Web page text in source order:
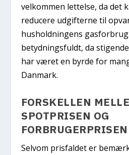
velkommen lettelse, da det
reducere udgifterne til
husholdningens
betydningsfuldt, da
har været en byrde for
Danmark.
FORSKELLEN
SPOTPRISEN OG
FORBRUGERPRISEN
Selvom prisfaldet er